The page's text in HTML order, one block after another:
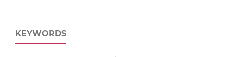
KEYWORDS